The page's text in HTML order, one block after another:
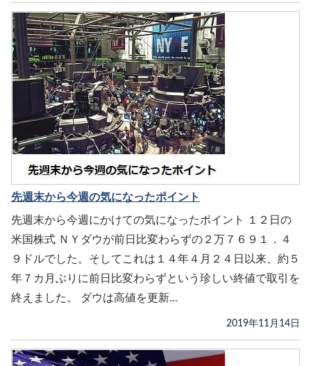
先週末から今週の気になったポイント
先週末から今週にかけての気になったポイント １２日の
米国株式 ＮＹダウが前日比変わらずの２万７６９１．４
９ドルでした。そしてこれは１４年４月２４日以来、約５
年７カ月ぶりに前日比変わらずという珍しい終値で取引を
終えました。 ダウは高値を更新...
2019年11月14日